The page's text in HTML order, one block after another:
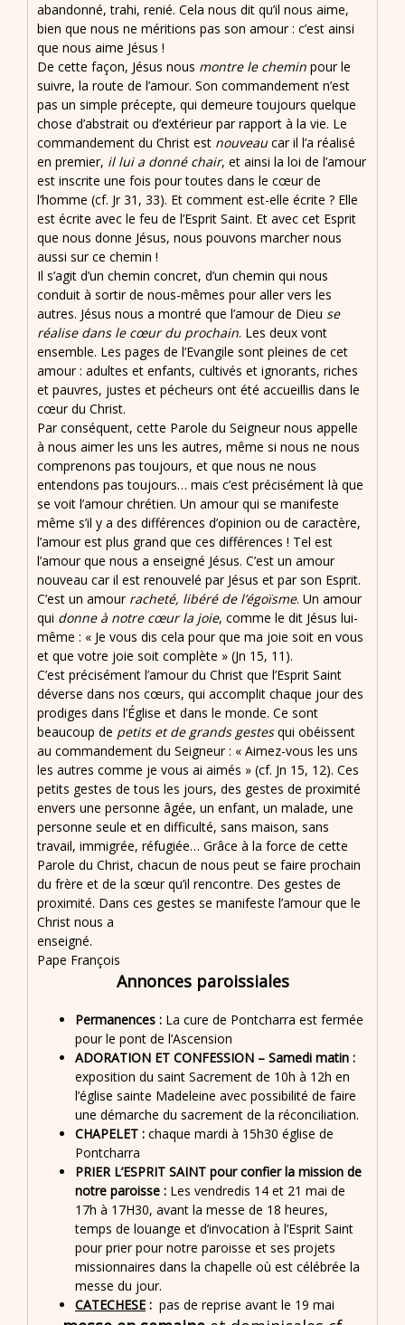
abandonné, trahi, renié. Cela nous dit qu’il nous aime,
bien que nous ne méritions pas son amour : c’est ainsi
que nous aime Jésus !
De cette façon, Jésus nous montre le chemin pour le
suivre, la route de l’amour. Son commandement n’est
pas un simple précepte, qui demeure toujours quelque
chose d’abstrait ou d’extérieur par rapport à la vie. Le
commandement du Christ est nouveaucar il l’a réalisé
en premier, il lui a donné chair, et ainsi la loi de l’amour
est inscrite une fois pour toutes dans le cœur de
l’homme (cf. Jr 31, 33). Et comment est-elle écrite ? Elle
est écrite avec le feu de l’Esprit Saint. Et avec cet Esprit
que nous donne Jésus, nous pouvons marcher nous
aussi sur ce chemin !
Il s’agit d’un chemin concret, d’un chemin qui nous
conduit à sortir de nous-mêmes pour aller vers les
autres. Jésus nous a montré que l’amour de Dieu se
réalise dans le cœur du prochain. Les deux vont
ensemble. Les pages de l’Evangile sont pleines de cet
amour : adultes et enfants, cultivés et ignorants, riches
et pauvres, justes et pécheurs ont été accueillis dans le
cœur du Christ.
Par conséquent, cette Parole du Seigneur nous appelle
à nous aimer les uns les autres, même si nous ne nous
comprenons pas toujours, et que nous ne nous
entendons pas toujours… mais c’est précisément là que
se voit l’amour chrétien. Un amour qui se manifeste
même s’il y a des différences d’opinion ou de caractère,
l’amour est plus grand que ces différences ! Tel est
l’amour que nous a enseigné Jésus. C’est un amour
nouveau car il est renouvelé par Jésus et par son Esprit.
C’est un amour racheté, libéré de l’égoïsme. Un amour
qui donne à notre cœur la joie, comme le dit Jésus lui-
même : « Je vous dis cela pour que ma joie soit en vous
et que votre joie soit complète » (Jn 15, 11).
C’est précisément l’amour du Christ que l’Esprit Saint
déverse dans nos cœurs, qui accomplit chaque jour des
prodiges dans l’Église et dans le monde. Ce sont
beaucoup de petits et de grands gestesqui obéissent
au commandement du Seigneur : « Aimez-vous les uns
les autres comme je vous ai aimés » (cf. Jn 15, 12). Ces
petits gestes de tous les jours, des gestes de proximité
envers une personne âgée, un enfant, un malade, une
personne seule et en difficulté, sans maison, sans
travail, immigrée, réfugiée… Grâce à la force de cette
Parole du Christ, chacun de nous peut se faire prochain
du frère et de la sœur qu’il rencontre. Des gestes de
proximité. Dans ces gestes se manifeste l’amour que le
Christ nous a
enseigné.
Pape François
Annonces paroissiales
Permanences : La cure de Pontcharra est fermée
pour le pont de l’Ascension
ADORATION ET CONFESSION – Samedi matin :
exposition du saint Sacrement de 10h à 12h en
l’église sainte Madeleine avec possibilité de faire
une démarche du sacrement de la réconciliation.
CHAPELET : chaque mardi à 15h30 église de
Pontcharra
PRIER L’ESPRIT SAINT pour confier la mission de
notre paroisse : Les vendredis 14 et 21 mai de
17h à 17H30, avant la messe de 18 heures,
temps de louange et d’invocation à l’Esprit Saint
pour prier pour notre paroisse et ses projets
missionnaires dans la chapelle où est célébrée la
messe du jour.
CATECHESE : pas de reprise avant le 19 mai